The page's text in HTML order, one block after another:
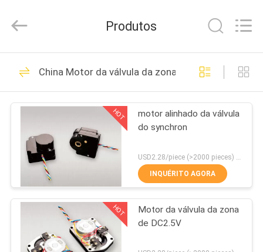
CASA
PRODUTOS
SOBRE
NÓS
EXCURSÃO
FÁBRICA
Technology
Rights
Válvulas de
aquecimento da
zona
25
Válvula da zona da
caldeira
15
Produtos
China Motor da válvula da zona
HOT
motor alinhado da válvula
do synchron
USD2.28/piece (>2000 pieces) USD2.5 / piece (1000 - 2000 pieces) MOQ:1000 partes
INQUÉRITO AGORA
HOT
Motor da válvula da zona
de DC2.5V